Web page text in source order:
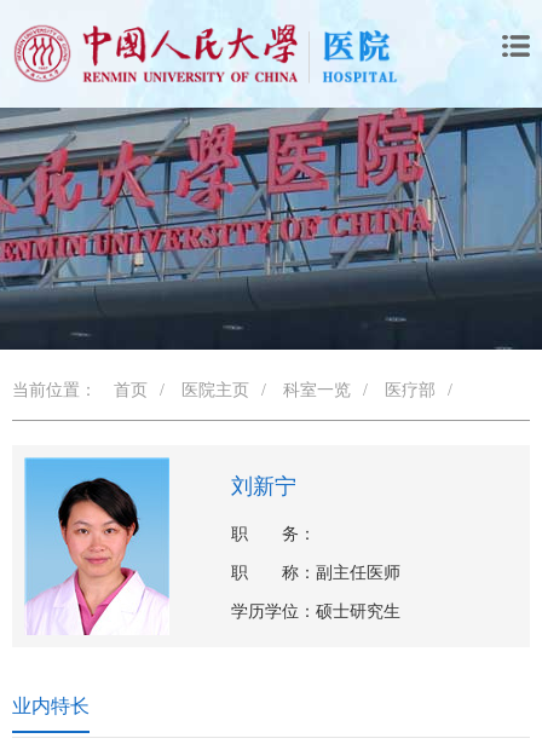
当前位置： 首页 / 医院主页 / 科室一览 / 医疗部 /
刘新宁
职 务：
职 称：副主任医师
学历学位：硕士研究生
业内特长